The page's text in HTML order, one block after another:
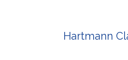
Hartmann